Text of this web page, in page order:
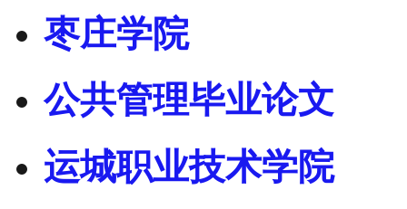
枣庄学院
公共管理毕业论文
运城职业技术学院